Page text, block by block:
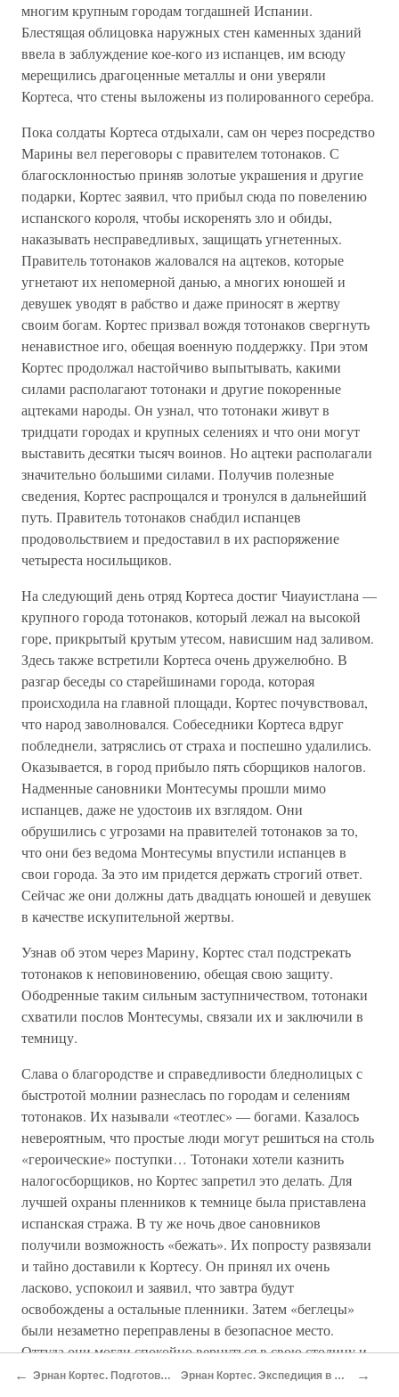
многим крупным городам тогдашней Испании.
Блестящая облицовка наружных стен каменных зданий
ввела в заблуждение кое-кого из испанцев, им всюду
мерещились драгоценные металлы и они уверяли
Кортеса, что стены выложены из полированного серебра.
Пока солдаты Кортеса отдыхали, сам он через посредство
Марины вел переговоры с правителем тотонаков. С
благосклонностью приняв золотые украшения и другие
подарки, Кортес заявил, что прибыл сюда по повелению
испанского короля, чтобы искоренять зло и обиды,
наказывать несправедливых, защищать угнетенных.
Правитель тотонаков жаловался на ацтеков, которые
угнетают их непомерной данью, а многих юношей и
девушек уводят в рабство и даже приносят в жертву
своим богам. Кортес призвал вождя тотонаков свергнуть
ненавистное иго, обещая военную поддержку. При этом
Кортес продолжал настойчиво выпытывать, какими
силами располагают тотонаки и другие покоренные
ацтеками народы. Он узнал, что тотонаки живут в
тридцати городах и крупных селениях и что они могут
выставить десятки тысяч воинов. Но ацтеки располагали
значительно большими силами. Получив полезные
сведения, Кортес распрощался и тронулся в дальнейший
путь. Правитель тотонаков снабдил испанцев
продовольствием и предоставил в их распоряжение
четыреста носильщиков.
На следующий день отряд Кортеса достиг Чиауистлана —
крупного города тотонаков, который лежал на высокой
горе, прикрытый крутым утесом, нависшим над заливом.
Здесь также встретили Кортеса очень дружелюбно. В
разгар беседы со старейшинами города, которая
происходила на главной площади, Кортес почувствовал,
что народ заволновался. Собеседники Кортеса вдруг
побледнели, затряслись от страха и поспешно удалились.
Оказывается, в город прибыло пять сборщиков налогов.
Надменные сановники Монтесумы прошли мимо
испанцев, даже не удостоив их взглядом. Они
обрушились с угрозами на правителей тотонаков за то,
что они без ведома Монтесумы впустили испанцев в
свои города. За это им придется держать строгий ответ.
Сейчас же они должны дать двадцать юношей и девушек
в качестве искупительной жертвы.
Узнав об этом через Марину, Кортес стал подстрекать
тотонаков к неповиновению, обещая свою защиту.
Ободренные таким сильным заступничеством, тотонаки
схватили послов Монтесумы, связали их и заключили в
темницу.
Слава о благородстве и справедливости бледнолицых с
быстротой молнии разнеслась по городам и селениям
тотонаков. Их называли «теотлес» — богами. Казалось
невероятным, что простые люди могут решиться на столь
«героические» поступки… Тотонаки хотели казнить
налогосборщиков, но Кортес запретил это делать. Для
лучшей охраны пленников к темнице была приставлена
испанская стража. В ту же ночь двое сановников
получили возможность «бежать». Их попросту развязали
и тайно доставили к Кортесу. Он принял их очень
ласково, успокоил и заявил, что завтра будут
освобождены а остальные пленники. Затем «беглецы»
были незаметно переправлены в безопасное место.
Оттуда они могли спокойно вернуться в свою столицу и
передать Монтесуме, что Кортес питает чувство
← Эрнан Кортес. Подготовка экспедиции в Мексику Эрнан Кортес. Экспедиция в Мексику. Поход на Теночтитлан →